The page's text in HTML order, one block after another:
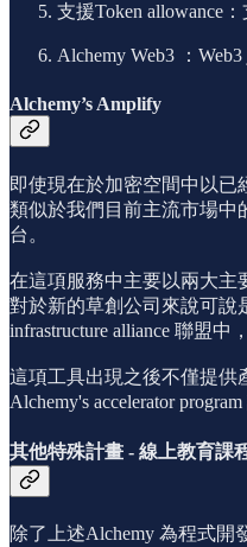
支援Token allowance
Alchemy Web3 ：
Alchemy’s Amplify
即使現在於加密空間中以已
類似於我們目前主流市場中
台。
在這項服務中主要以兩大主
對於新的草創公司來說可說
infrastructure alliance 聯盟中
這項工具出現之後不僅提供
Alchemy's accelerator
其他特殊計畫 - 線上教育課
除了上述Alchemy 為程式開